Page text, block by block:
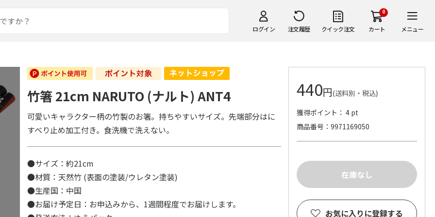
ログイン 注文履歴 クイック注文
0
カート メニュー
竹箸 21cm NARUTO (ナルト) ANT4
可愛いキャラクター柄の竹製のお箸。持ちやすいサイズ。先端部分はに
すべり止め加工付き。食洗機で洗えない。
●サイズ：約21cm
●材質：天然竹 (表面の塗装/ウレタン塗装)
●生産国：中国
●お届け予定日：お申込みから、1週間程度でお届けします。
440円(送料別・税込)
獲得ポイント： 4 pt
商品番号
9971169050
お気に入りに登録する